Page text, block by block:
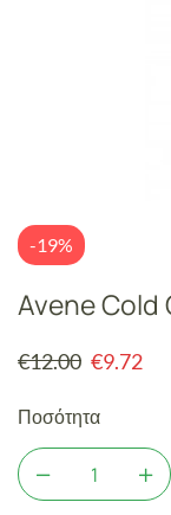
-19%
Avene Cold
€12.00 €9.72
Ποσότητα